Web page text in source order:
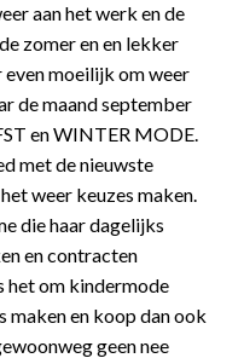
aan het werk en de
zomer en en lekker
moeilijk om weer
de maand september
en WINTER MODE.
met de nieuwste
weer keuzes maken.
die haar dagelijks
en contracten
het om kindermode
maken en koop dan ook
geen nee